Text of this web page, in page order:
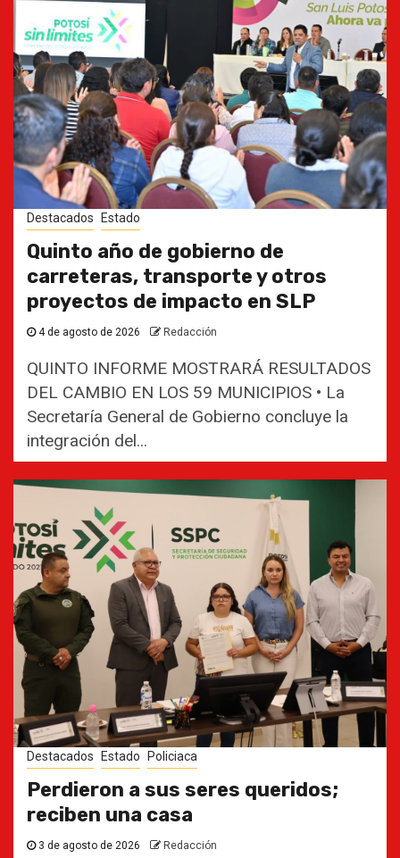
Destacados Estado
Quinto año de gobierno de
carreteras, transporte y otros
proyectos de impacto en SLP
4 de agosto de 2026 Redacción
QUINTO INFORME MOSTRARÁ RESULTADOS
DEL CAMBIO EN LOS 59 MUNICIPIOS • La
Secretaría General de Gobierno concluye la
integración del...
Destacados Estado Policiaca
Perdieron a sus seres queridos;
reciben una casa
3 de agosto de 2026 Redacción